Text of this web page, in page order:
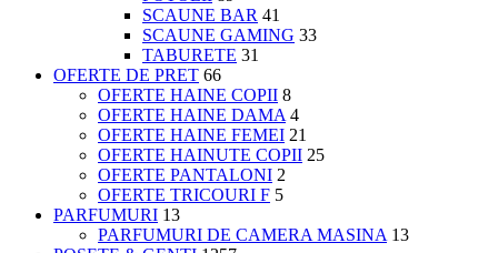
SCAUNE BAR 41
SCAUNE GAMING 33
TABURETE 31
OFERTE DE PRET 66
OFERTE HAINE COPII 8
OFERTE HAINE DAMA 4
OFERTE HAINE FEMEI 21
OFERTE HAINUTE COPII 25
OFERTE PANTALONI 2
OFERTE TRICOURI F 5
PARFUMURI 13
PARFUMURI DE CAMERA MASINA 13